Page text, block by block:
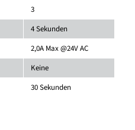
3
4 Sekunden
2,0A Max @24V AC
Keine
30 Sekunden